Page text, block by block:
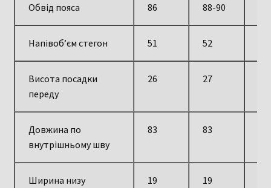
Обвід пояса 86 88-90
Напівоб’єм стегон 51 52
Висота посадки
переду
26 27
Довжина по
внутрішньому шву
83 83
Ширина низу
19 19